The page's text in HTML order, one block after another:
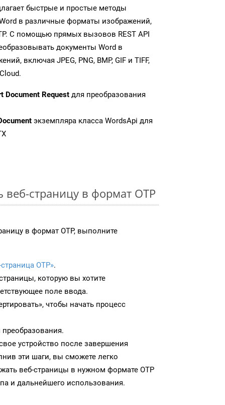
быстрые и простые методы
в различные форматы изображений,
С помощью прямых вызовов REST API
документы Word в
включая JPEG, PNG, BMP, GIF и TIFF,
Document Request для преобразования
экземпляра класса WordsApi для
веб-страницу в формат OTP
в формат OTP, выполните
OTP».
которую вы хотите
поле ввода.
чтобы начать процесс
устройство после завершения
эти шаги, вы сможете легко
веб-страницы в нужном формате OTP
и дальнейшего использования.